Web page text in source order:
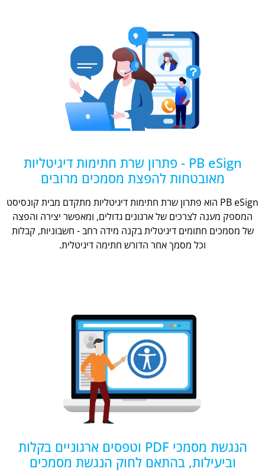
PB eSign - פתרון שרת חתימות דיגיטליות
מאובטחות להפצת מסמכים מרובים
PB eSign הוא פתרון שרת חתימות דיגיטליות מתקדם מבית קונסיסט
המספק מענה לצרכים של ארגונים גדולים, ומאפשר יצירה והפצה
של מסמכים חתומים דיגיטלית בקנה מידה רחב - חשבוניות, קבלות
וכל מסמך אחר הדורש חתימה דיגיטלית.
הנגשת מסמכי PDF וטפסים ארגוניים בקלות
וביעילות, בהתאם לחוק הנגשת מסמכים